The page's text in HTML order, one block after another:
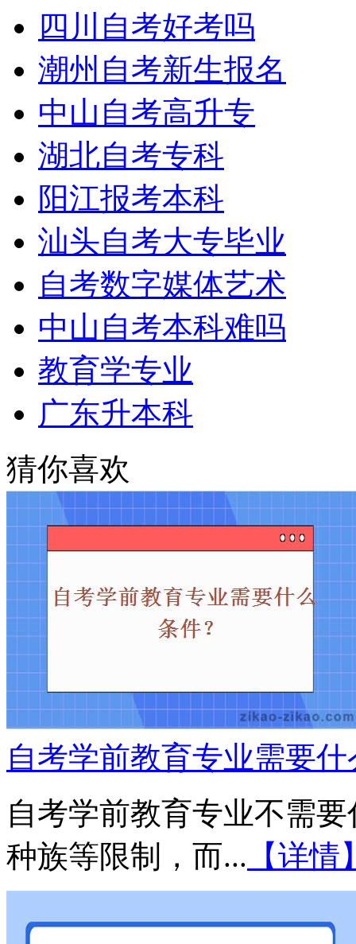
四川自考好考吗
潮州自考新生报名
中山自考高升专
湖北自考专科
阳江报考本科
汕头自考大专毕业
自考数字媒体艺术
中山自考本科难吗
教育学专业
广东升本科
猜你喜欢
自考学前教育专业需要
自考学前教育专业不需
种族等限制，而... 【详情
学历提升报考中心